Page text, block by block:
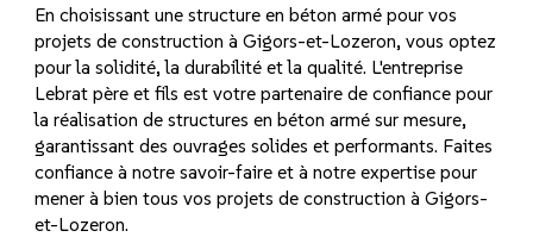
En choisissant une structure en béton armé pour vos
projets de construction à Gigors-et-Lozeron, vous optez
pour la solidité, la durabilité et la qualité. L'entreprise
Lebrat père et fils est votre partenaire de confiance pour
la réalisation de structures en béton armé sur mesure,
garantissant des ouvrages solides et performants. Faites
confiance à notre savoir-faire et à notre expertise pour
mener à bien tous vos projets de construction à Gigors-
et-Lozeron.